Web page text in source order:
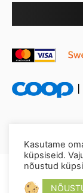
Kasutame
küpsiseid.
nõustud